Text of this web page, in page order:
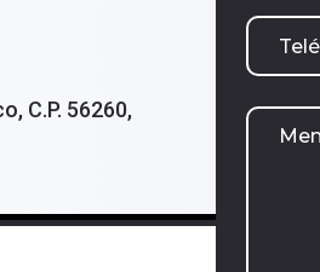
C.P. 56260,